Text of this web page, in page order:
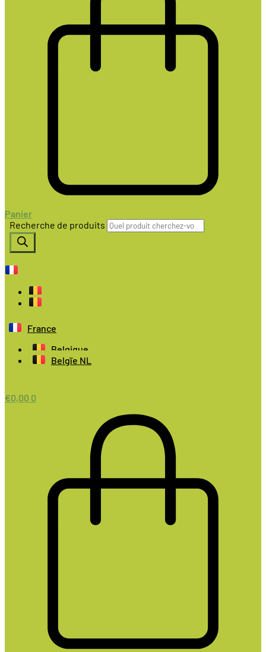
Panier
Recherche de produits
France
Belgique
Belgïe NL
€0,00 0